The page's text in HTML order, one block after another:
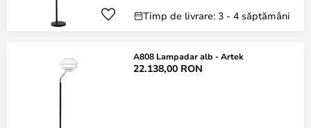
Timp de livrare: 3 - 4 săptămâni
A808 Lampadar alb - Artek
22.138,00 RON